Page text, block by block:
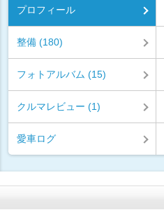
プロフィール
整備 (180)
フォトアルバム (15)
クルマレビュー (1)
愛車ログ